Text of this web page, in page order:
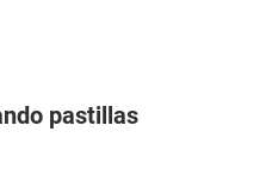
pastillas